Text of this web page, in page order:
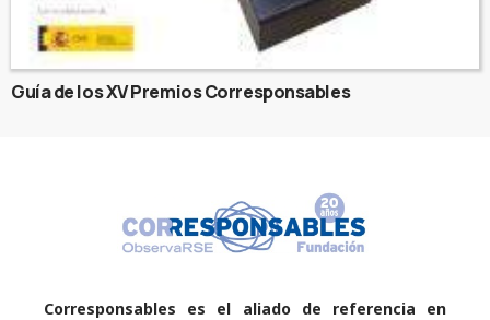
Guía de los XV Premios Corresponsables
Corresponsables es el aliado de referencia en